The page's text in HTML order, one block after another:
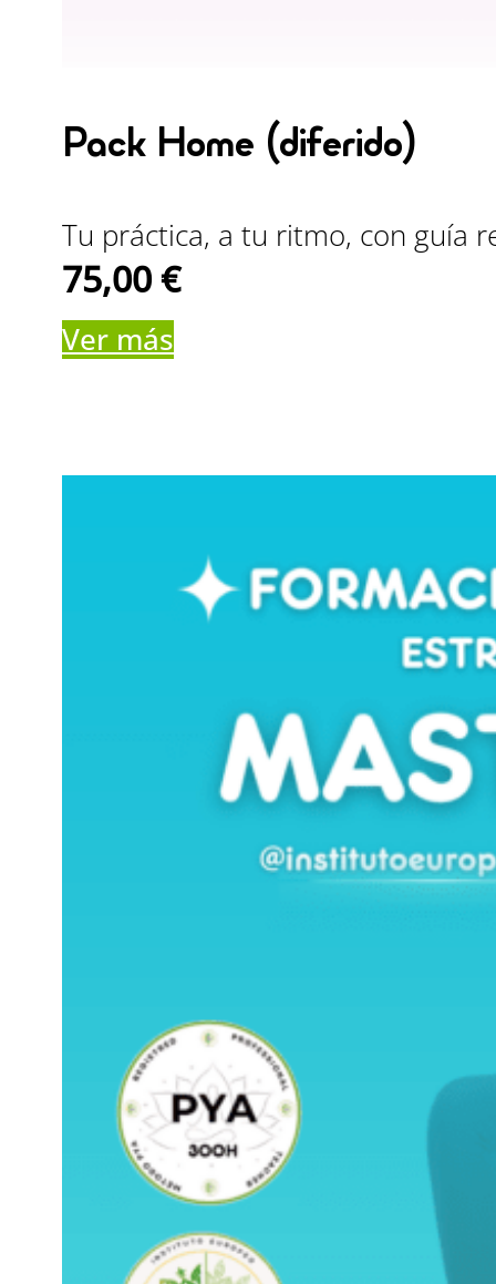
Pack Home (diferido)
Tu práctica, a tu ritmo, con guía
75,00€
Ver más